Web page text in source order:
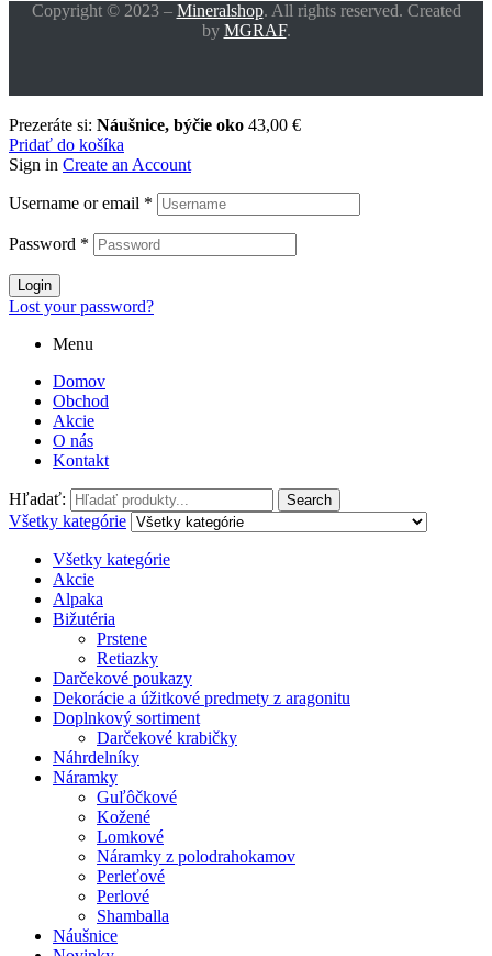
Copyright © 2023 – Mineralshop. All rights reserved. Created
by MGRAF.
Prezeráte si: Náušnice, býčie oko 43,00 €
Pridať do košíka
Sign in Create an Account
Username or email *
Password *
Login
Lost your password?
Menu
Domov
Obchod
Akcie
O nás
Kontakt
Hľadať: Search
Všetky kategórie
Všetky kategórie
Akcie
Alpaka
Bižutéria
Prstene
Retiazky
Darčekové poukazy
Dekorácie a úžitkové predmety z aragonitu
Doplnkový sortiment
Darčekové krabičky
Náhrdelníky
Náramky
Guľôčkové
Kožené
Lomkové
Náramky z polodrahokamov
Perleťové
Perlové
Shamballa
Náušnice